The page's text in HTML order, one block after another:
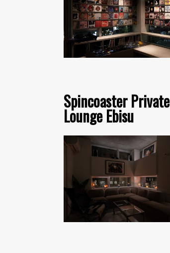
Spincoaster Private
Lounge Ebisu